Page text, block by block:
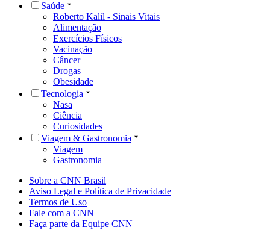
Saúde
Roberto Kalil - Sinais Vitais
Alimentação
Exercícios Físicos
Vacinação
Câncer
Drogas
Obesidade
Tecnologia
Nasa
Ciência
Curiosidades
Viagem & Gastronomia
Viagem
Gastronomia
Sobre a CNN Brasil
Aviso Legal e Política de Privacidade
Termos de Uso
Fale com a CNN
Faça parte da Equipe CNN